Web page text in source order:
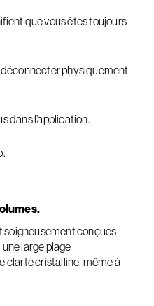
que vous êtes toujours
physiquement
dans l’application.
soigneusement conçues
large plage
clarté cristalline, même à